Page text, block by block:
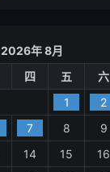
2026年 8月
四 五 六
1
2
7 8 9
14 15 16